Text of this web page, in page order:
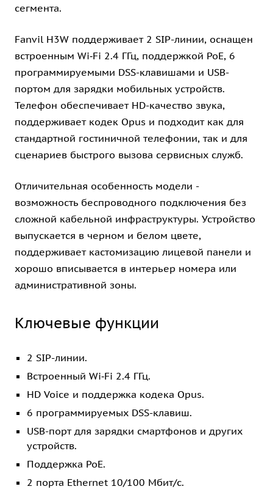
сегмента.
Fanvil H3W поддерживает 2 SIP-линии, оснащен
встроенным Wi‑Fi 2.4 ГГц, поддержкой PoE, 6
программируемыми DSS-клавишами и USB-
портом для зарядки мобильных устройств.
Телефон обеспечивает HD-качество звука,
поддерживает кодек Opus и подходит как для
стандартной гостиничной телефонии, так и для
сценариев быстрого вызова сервисных служб.
Отличительная особенность модели -
возможность беспроводного подключения без
сложной кабельной инфраструктуры. Устройство
выпускается в черном и белом цвете,
поддерживает кастомизацию лицевой панели и
хорошо вписывается в интерьер номера или
административной зоны.
Ключевые функции
2 SIP-линии.
Встроенный Wi‑Fi 2.4 ГГц.
HD Voice и поддержка кодека Opus.
6 программируемых DSS-клавиш.
USB-порт для зарядки смартфонов и других
устройств.
Поддержка PoE.
2 порта Ethernet 10/100 Мбит/с.